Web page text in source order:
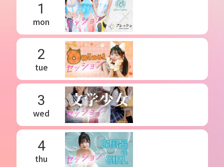
1
mon
2
tue
3
wed
4
thu